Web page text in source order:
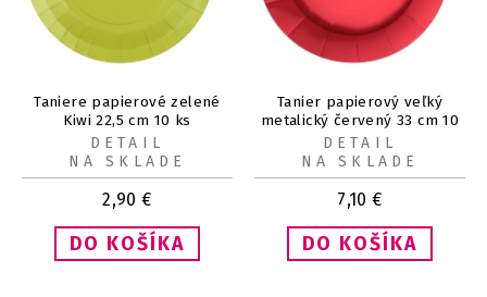
Taniere papierové zelené
Kiwi 22,5 cm 10 ks
2,90 €
DETAIL
NA SKLADE
Tanier papierový veľký
metalický červený 33 cm 10
ks
7,10 €
DETAIL
NA SKLADE